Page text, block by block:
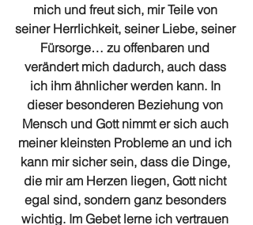
mich und freut sich, mir Teile von
seiner Herrlichkeit, seiner Liebe, seiner
Fürsorge… zu offenbaren und
verändert mich dadurch, auch dass
ich ihm ähnlicher werden kann. In
dieser besonderen Beziehung von
Mensch und Gott nimmt er sich auch
meiner kleinsten Probleme an und ich
kann mir sicher sein, dass die Dinge,
die mir am Herzen liegen, Gott nicht
egal sind, sondern ganz besonders
wichtig. Im Gebet lerne ich vertrauen